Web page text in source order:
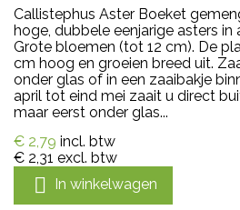
Callistephus Aster Boeket
hoge, dubbele eenjarige asters in
Grote bloemen (tot 12 cm). De
cm hoog en groeien breed uit.
onder glas of in een zaaibakje
april tot eind mei zaait u direct
maar eerst onder glas...
€ 2,79 incl. btw
€ 2,31 excl. btw
 In winkelwagen